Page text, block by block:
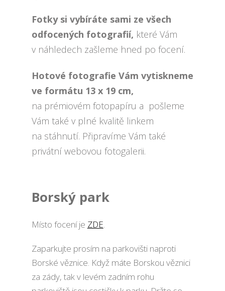
Fotky si vybíráte sami ze všech
odfocených fotografií, které Vám
v náhledech zašleme hned po focení.
Hotové fotografie Vám vytiskneme
ve formátu 13 x 19 cm,
na prémiovém fotopapíru a pošleme
Vám také v plné kvalitě linkem
na stáhnutí. Připravíme Vám také
privátní webovou fotogalerii.
Borský park
Místo focení je ZDE.
Zaparkujte prosím na parkovišti naproti
Borské věznice. Když máte Borskou věznici
za zády, tak v levém zadním rohu